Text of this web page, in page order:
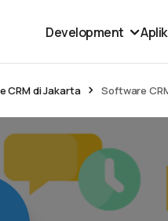
Development
CRM di Jakarta Software